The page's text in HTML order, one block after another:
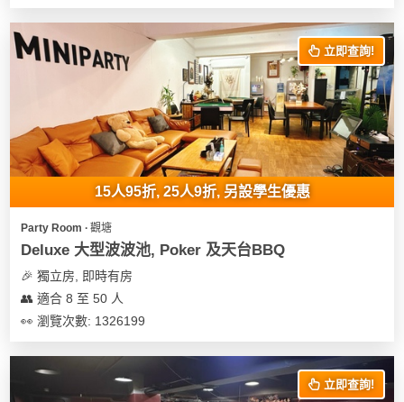
花
束
禮
品
場
地
佈
會
慶
拍
拖
業/
公
司
活
動
活
攻
員
計
會
員
需
社
交
軟
時
間
神
們
立即查詢!
15人95折, 25人9折, 另設學生優惠
Party Room ∙ 觀塘
Deluxe 大型波波池, Poker 及天台BBQ
🎉 獨立房, 即時有房
👥 適合 8 至 50 人
👀 瀏覽次數: 1326199
立即查詢!